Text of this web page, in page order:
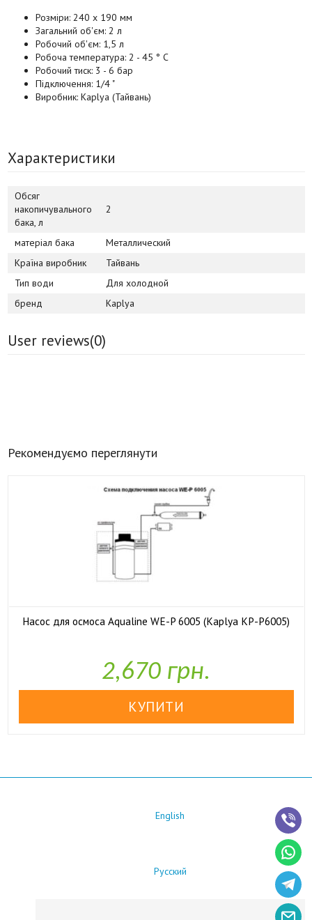
Розміри: 240 х 190 мм
Загальний об'єм: 2 л
Робочий об'єм: 1,5 л
Робоча температура: 2 - 45 ° C
Робочий тиск: 3 - 6 бар
Підключення: 1/4 "
Виробник: Kaplya (Тайвань)
Характеристики
Обсяг
накопичувального
бака, л
2
матеріал бака
Металлический
Країна виробник
Тайвань
Тип води
Для холодной
бренд
Kaplya
User reviews(0)
Рекомендуємо переглянути
Насос для осмоса Aqualine WE-P 6005 (Kaplya KP-P6005)
2,670 грн.
English
Русский